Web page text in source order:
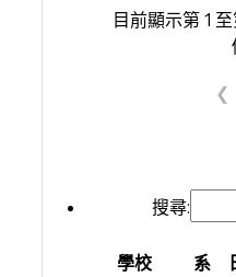
目前顯示第 1
❮
搜尋:
學校
系